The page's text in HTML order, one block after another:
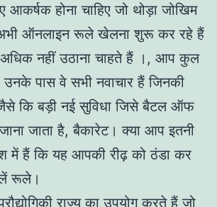
होना चाहिए जो थोड़ा जोखिम
ऑनलाइन रूले खेलना शुरू कर रहे हैं
नहीं उठाना चाहते हैं ।, आप कुल
पास वे सभी नवाचार हैं जिनकी
कि बड़ी नई सुविधा जिसे बैटल ऑफ
जाता है, बैकारेट। क्या आप इतनी
में हैं कि यह आपकी रीढ़ को ठंडा कर
रूले।
राज्य का उपयोग करते हैं जो